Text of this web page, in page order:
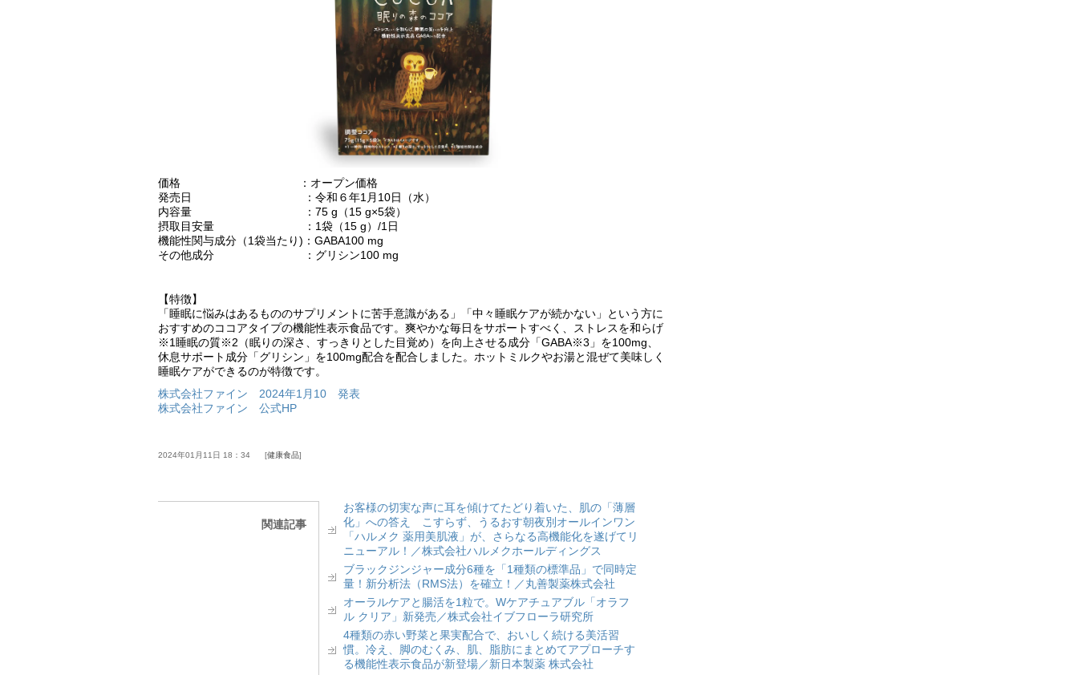
価格 ：オープン価格
発売日 ：令和６年1月10日（水）
内容量 ：75 g（15 g×5袋）
摂取目安量 ：1袋（15 g）/1日
機能性関与成分（1袋当たり)：GABA100 mg
その他成分 ：グリシン100 mg
【特徴】
「睡眠に悩みはあるもののサプリメントに苦手意識がある」「中々睡眠ケアが続かない」という方に
おすすめのココアタイプの機能性表示食品です。爽やかな毎日をサポートすべく、ストレスを和らげ
※1睡眠の質※2（眠りの深さ、すっきりとした目覚め）を向上させる成分「GABA※3」を100mg、
休息サポート成分「グリシン」を100mg配合を配合しました。ホットミルクやお湯と混ぜて美味しく
睡眠ケアができるのが特徴です。
株式会社ファイン 2024年1月10 発表
株式会社ファイン 公式HP
2024年01月11日 18：34 健康食品
関連記事
お客様の切実な声に耳を傾けてたどり着いた、肌の「薄層
化」への答え こすらず、うるおす朝夜別オールインワン
「ハルメク 薬用美肌液」が、さらなる高機能化を遂げてリ
ニューアル！／株式会社ハルメクホールディングス
ブラックジンジャー成分6種を「1種類の標準品」で同時定
量！新分析法（RMS法）を確立！／丸善製薬株式会社
オーラルケアと腸活を1粒で。Wケアチュアブル「オラフ
ル クリア」新発売／株式会社イブフローラ研究所
4種類の赤い野菜と果実配合で、おいしく続ける美活習
慣。冷え、脚のむくみ、肌、脂肪にまとめてアプローチす
る機能性表示食品が新登場／新日本製薬 株式会社